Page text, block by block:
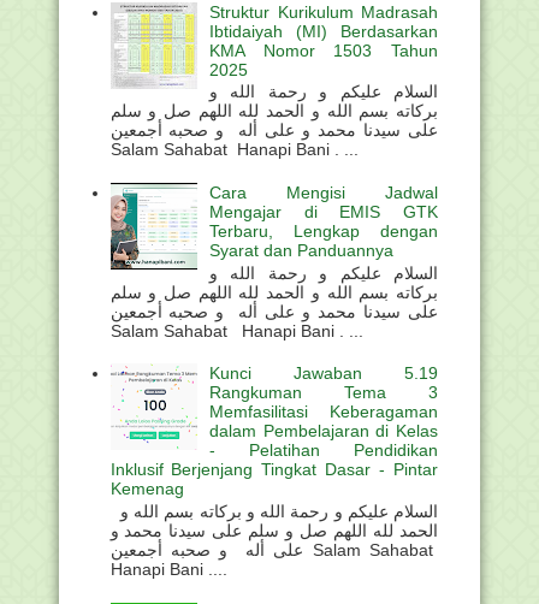
Struktur Kurikulum Madrasah
Ibtidaiyah (MI) Berdasarkan
KMA Nomor 1503 Tahun
2025
السلام عليكم و رحمة الله و
بركاته بسم الله و الحمد لله اللهم صل و سلم
على سيدنا محمد و على أله و صحبه أجمعين
Salam Sahabat Hanapi Bani . ...
Cara Mengisi Jadwal
Mengajar di EMIS GTK
Terbaru, Lengkap dengan
Syarat dan Panduannya
السلام عليكم و رحمة الله و
بركاته بسم الله و الحمد لله اللهم صل و سلم
على سيدنا محمد و على أله و صحبه أجمعين
Salam Sahabat Hanapi Bani . ...
Kunci Jawaban 5.19
Rangkuman Tema 3
Memfasilitasi Keberagaman
dalam Pembelajaran di Kelas
- Pelatihan Pendidikan
Inklusif Berjenjang Tingkat Dasar - Pintar
Kemenag
الحمد لله اللهم صل و سلم على سيدنا محمد و
على أله و صحبه أجمعين Salam Sahabat
Hanapi Bani ....